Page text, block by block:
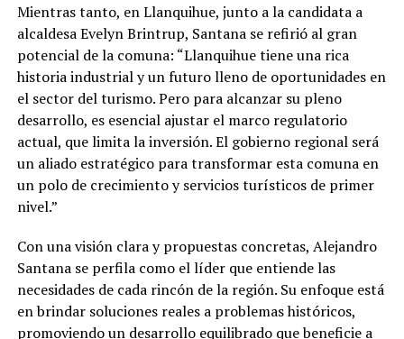
Mientras tanto, en Llanquihue, junto a la candidata a
alcaldesa Evelyn Brintrup, Santana se refirió al gran
potencial de la comuna: “Llanquihue tiene una rica
historia industrial y un futuro lleno de oportunidades en
el sector del turismo. Pero para alcanzar su pleno
desarrollo, es esencial ajustar el marco regulatorio
actual, que limita la inversión. El gobierno regional será
un aliado estratégico para transformar esta comuna en
un polo de crecimiento y servicios turísticos de primer
nivel.”
Con una visión clara y propuestas concretas, Alejandro
Santana se perfila como el líder que entiende las
necesidades de cada rincón de la región. Su enfoque está
en brindar soluciones reales a problemas históricos,
promoviendo un desarrollo equilibrado que beneficie a